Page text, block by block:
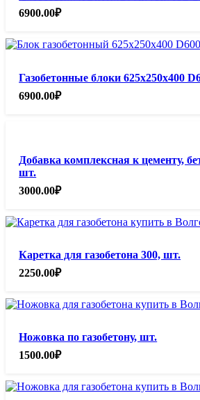
6900.00₽
Газобетонные блоки 625х250х400
6900.00₽
Добавка комплексная к цементу,
шт.
3000.00₽
Каретка для газобетона 300, шт.
2250.00₽
Ножовка по газобетону, шт.
1500.00₽